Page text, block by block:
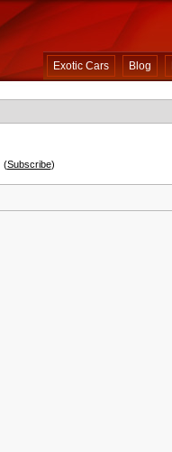
Exotic Cars Blog
(Subscribe)